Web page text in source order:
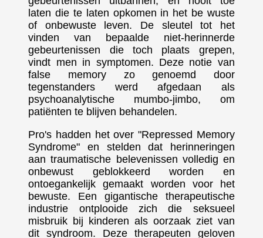
laten die te laten opkomen in het be wuste
of onbewuste leven. De sleutel tot het
vinden van bepaalde niet-herinnerde
gebeurtenissen die toch plaats grepen,
vindt men in symptomen. Deze notie van
false memory zo genoemd door
tegenstanders werd afgedaan als
psychoanalytische mumbo-jimbo, om
patiënten te blijven behandelen.
Pro's hadden het over "Repressed Memory
Syndrome" en stelden dat herinneringen
aan traumatische belevenissen volledig en
onbewust geblokkeerd worden en
ontoegankelijk gemaakt worden voor het
bewuste. Een gigantische therapeutische
industrie ontplooide zich die seksueel
misbruik bij kinderen als oorzaak ziet van
dit syndroom. Deze therapeuten geloven